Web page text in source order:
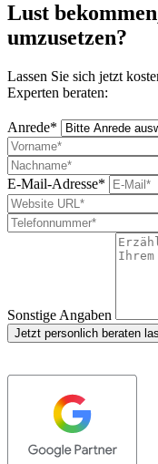
Lust
umzusetzen?
Lassen Sie sich jetzt
Experten beraten:
Anrede*
E-Mail-Adresse*
Sonstige Angaben
Jetzt personlich beraten